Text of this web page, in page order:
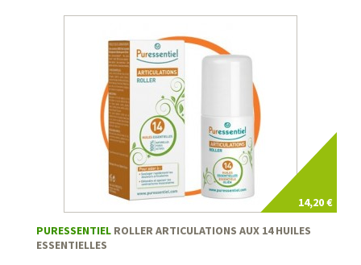
14,20 €
PURESSENTIEL ROLLER ARTICULATIONS AUX 14 HUILES
ESSENTIELLES